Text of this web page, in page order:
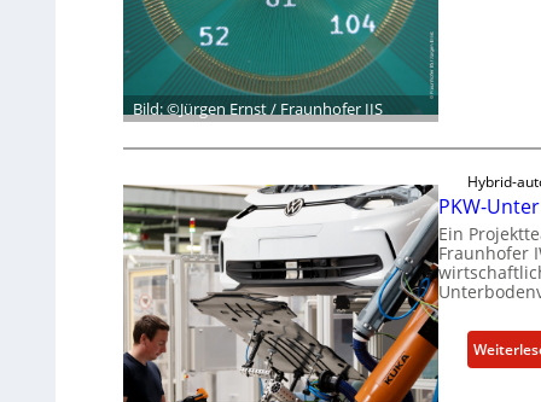
Bild: ©Jürgen Ernst / Fraunhofer IIS
Hybrid-
PKW-
Ein
Fraunhofer